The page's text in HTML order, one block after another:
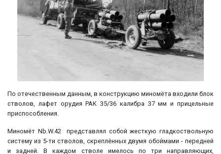
По отечественным данным, в конструкцию миномёта входили блок
стволов, лафет орудия PAK 35/36 калибра 37 мм и прицельные
приспособления.
Миномёт Nb.W.42 представлял собой жесткую гладкоствольную
систему из 5-ти стволов, скреплённых двумя обоймами - передней
и задней. В каждом стволе имелось по три направляющих,